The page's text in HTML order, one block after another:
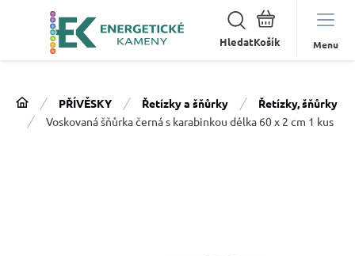
Hledat Menu
PŘÍVĚSKY Řetízky a šňůrky
Řetízky, šňůrky
Voskovaná šňůrka černá s karabinkou délka 60 x 2 cm 1 kus